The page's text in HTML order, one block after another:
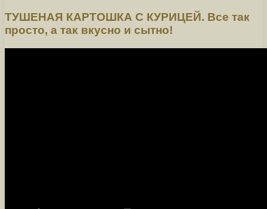
ТУШЕНАЯ КАРТОШКА С КУРИЦЕЙ. Все так
просто, а так вкусно и сытно!